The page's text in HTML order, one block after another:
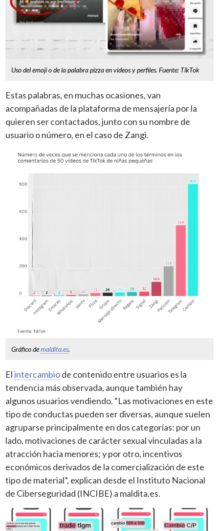
Uso del emoji o de la palabra pizza en videos y perfiles. Fuente: TikTok
Estas palabras, en muchas ocasiones, van
acompañadas de la plataforma de mensajería por la
quieren ser contactados, junto con su nombre de
usuario o número, en el caso de Zangi.
Gráfico demaldita.es.
Elintercambiode contenido entre usuarios es la
tendencia más observada, aunque también hay
algunos usuarios vendiendo. “Las motivaciones en este
tipo de conductas pueden ser diversas, aunque suelen
agruparse principalmente en dos categorías: por un
lado, motivaciones de carácter sexual vinculadas a la
atracción hacia menores; y por otro, incentivos
económicos derivados de la comercialización de este
tipo de material”, explican desde el Instituto Nacional
de Ciberseguridad (INCIBE) a maldita.es.